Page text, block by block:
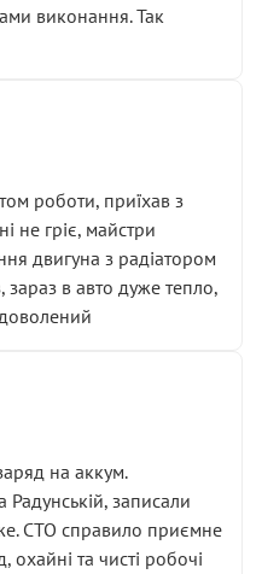
виконання. Так
роботи, приїхав з
не гріє, майстри
двигуна з радіатором
зараз в авто дуже тепло,
на аккум.
записали
СТО справило приємне
та чисті робочі